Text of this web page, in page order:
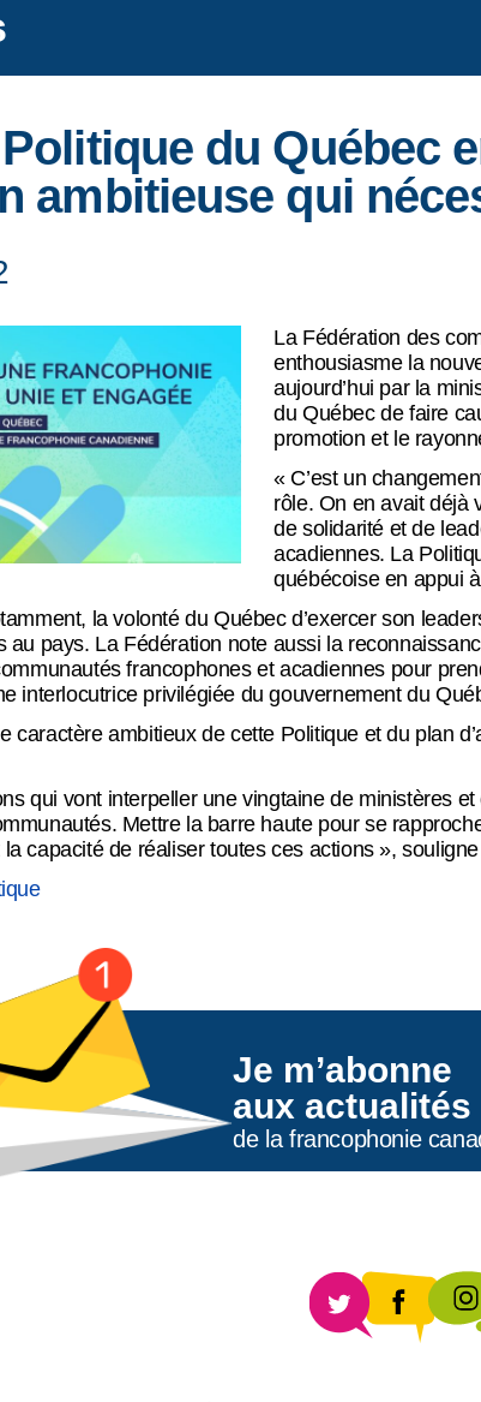
du Québec
ambitieuse qui
La Fédération des
enthousiasme la
aujourd’hui par la
du Québec de faire
promotion et le
« C’est un
rôle. On en avait déjà
de solidarité et de
acadiennes. La
québécoise en appui
la volonté du Québec d’exercer son
au pays. La Fédération note aussi la
francophones et acadiennes pour
interlocutrice privilégiée du gouvernement du
caractère ambitieux de cette Politique et du plan
qui vont interpeller une vingtaine de ministères
Mettre la barre haute pour se
la capacité de réaliser toutes ces actions »,
Je m’abonne
aux actualités
de la francophonie